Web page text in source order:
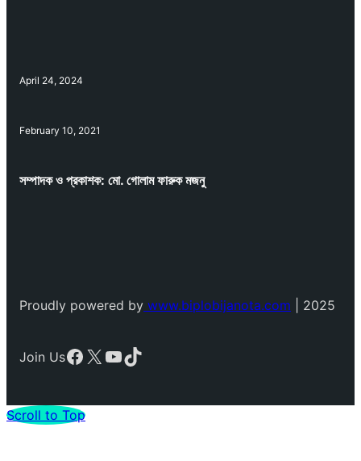
April 24, 2024
February 10, 2021
সম্পাদক ও প্রকাশক: মো. গোলাম ফারুক মজনু
Proudly powered by www.biplobijanota.com | 2025
Join UsFacebook
X YouTube
TikTok
Scroll to Top